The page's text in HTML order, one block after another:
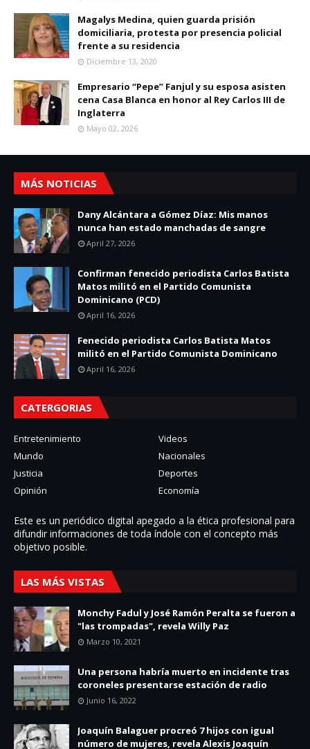
Magalys Medina, quien guarda prisión
domiciliaria, protesta por presencia policial
frente a su residencia
Diciembre 13, 2020
Empresario “Pepe” Fanjul y su esposa asisten
cena Casa Blanca en honor al Rey Carlos III de
Inglaterra
Mayo 02, 2026
MÁS NOTICIAS
Dany Alcántara a Gómez Díaz: Mis manos
nunca han estado manchadas de sangre
April 27, 2026
Confirman fenecido periodista Carlos Batista
Matos militó en el Partido Comunista
Dominicano (PCD)
April 16, 2026
Fenecido periodista Carlos Batista Matos
militó en el Partido Comunista Dominicano
April 16, 2026
CATERGORIAS
Entretenimiento
Videos
Mundo
Nacionales
Justicia
Deportes
Opinión
Economía
Este es un periódico digital apegado a la ética profesional para
difundir informaciones de toda í­ndole con el concepto más
objetivo posible.
LAS MÁS VISTAS
Monchy Fadul y José Ramón Peralta se fueron a
"las trompadas", revela Willy Paz
Marzo 10, 2021
Una persona habría muerto en incidente tras
coroneles presentarse estación de radio
Junio 16, 2022
Joaquín Balaguer procreó 7 hijos con igual
número de mujeres, revela Alexis Joaquín